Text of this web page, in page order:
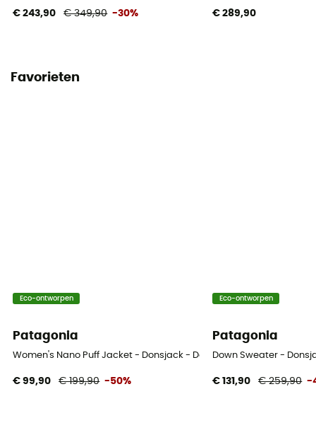
€ 243,90 € 349,90 -30% € 289,90
Favorieten
Eco-ontworpen
Patagonia
Women's Nano Puff Jacket - Donsjack - Dames
€ 99,90 € 199,90 -50%
Eco-ontworpen
Patagonia
Down Sweater -
€ 131,90 € 259,90 -